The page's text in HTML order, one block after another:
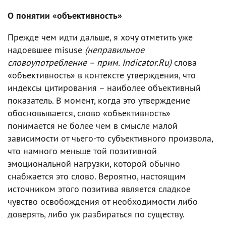
О понятии «объективность»
Прежде чем идти дальше, я хочу отметить уже
надоевшее misuse (неправильное
словоупотребление – прим. Indicator.Ru)слова
«объективность» в контексте утверждения, что
индексы цитирования – наиболее объективный
показатель. В момент, когда это утверждение
обосновывается, слово «объективность»
понимается не более чем в смысле малой
зависимости от чьего-то субъективного произвола,
что намного меньше той позитивной
эмоциональной нагрузки, которой обычно
снабжается это слово. Вероятно, настоящим
источником этого позитива является сладкое
чувство освобождения от необходимости либо
доверять, либо уж разбираться по существу.